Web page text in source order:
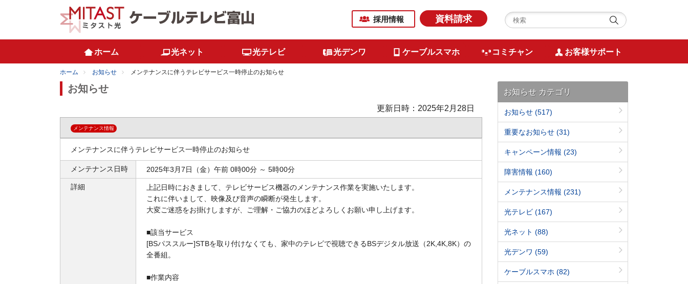
採用情報 資料請求
ホーム 光ネット 光テレビ 光デンワ ケーブルスマホ コミチャン お客様サポート
ホーム お知らせ メンテナンスに伴うテレビサービス一時停止のお知らせ
お知らせ
更新日時：2025年2月28日
メンテナンス情報
メンテナンスに伴うテレビサービス一時停止のお知らせ
メンテナンス日時 2025年3月7日（金）午前 0時00分 ～ 5時00分
詳細
上記日時におきまして、テレビサービス機器のメンテナンス作業を実施いたします。
これに伴いまして、 映像及び音声の瞬断が発生します。
大変ご迷惑をお掛けしますが、ご理解・ご協力のほどよろしくお願い申し上げます。
■該当サービス
[BSパススルー]STBを取り付けなくても、家中のテレビで視聴できるBSデジタル放送（2K,4K,8K）の
全番組。
■作業内容
お知らせ カテゴリ
お知らせ (517)
重要なお知らせ (31)
キャンペーン情報 (23)
障害情報 (160)
メンテナンス情報 (231)
光テレビ (167)
光ネット (88)
光デンワ (59)
ケーブルスマホ (82)